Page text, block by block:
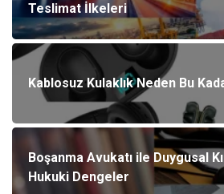
Teslimat İlkeleri
Kablosuz Kulaklık Neden Bu
Boşanma Avukatı ile Duygusal
Hukuki Dengeler